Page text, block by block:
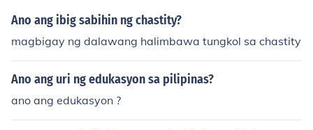
Ano ang ibig sabihin ng chastity?
magbigay ng dalawang halimbawa tungkol sa chastity
Ano ang uri ng edukasyon sa pilipinas?
ano ang edukasyon ?